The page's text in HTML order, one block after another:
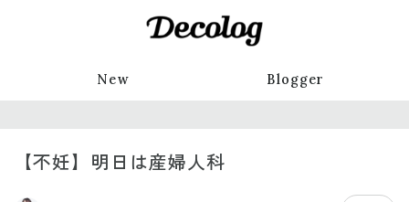
New Blogger
【不妊】明日は産婦人科